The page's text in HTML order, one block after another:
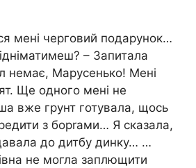
мені черговий подарунок…
– Запитала
немає, Марусенько! Мені
Ще одного мені не
вже грунт готувала, щось
з борrами… Я сказала,
до дитбу динку… …
не могла заплющити